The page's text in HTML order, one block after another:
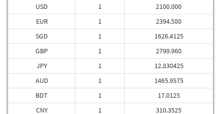
USD
EUR
SGD
GBP
JPY
AUD
BDT
CNY
1
1
1
1
1
1
1
1
2100.000
2394.580
1626.4125
2799.960
12.830425
1465.9575
17.0125
310.3525